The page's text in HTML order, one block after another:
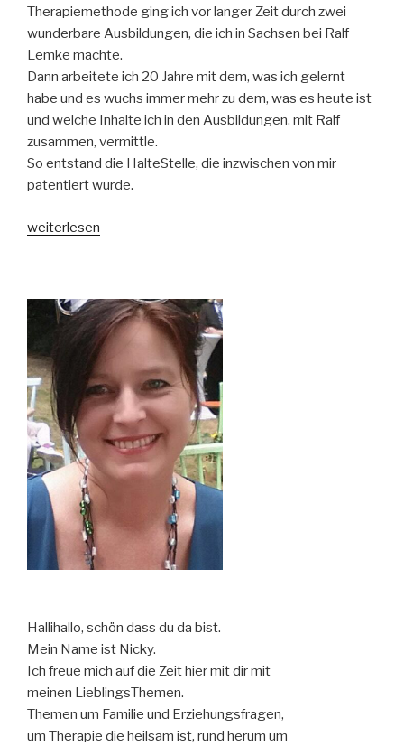
Therapiemethode ging ich vor langer Zeit durch zwei
wunderbare Ausbildungen, die ich in Sachsen bei Ralf
Lemke machte.
Dann arbeitete ich 20 Jahre mit dem, was ich gelernt
habe und es wuchs immer mehr zu dem, was es heute ist
und welche Inhalte ich in den Ausbildungen, mit Ralf
zusammen, vermittle.
So entstand die HalteStelle, die inzwischen von mir
patentiert wurde.
„Wie
wurde
weiterlesen
Hallihallo, schön dass du da bist.
Mein Name ist Nicky.
Ich freue mich auf die Zeit hier mit dir mit
meinen LieblingsThemen.
Themen um Familie und Erziehungsfragen,
um Therapie die heilsam ist, rund herum um